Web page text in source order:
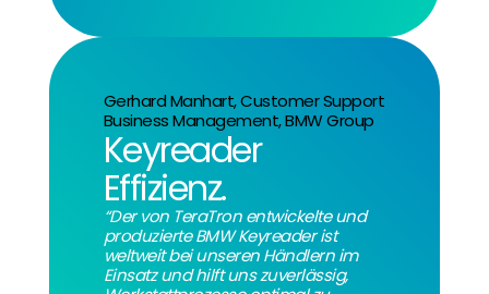
Gerhard Manhart, Customer Support
Business Management, BMW Group
Keyreader
Effizienz.
“Der von TeraTron entwickelte und
produzierte BMW Keyreader ist
weltweit bei unseren Händlern im
Einsatz und hilft uns zuverlässig,